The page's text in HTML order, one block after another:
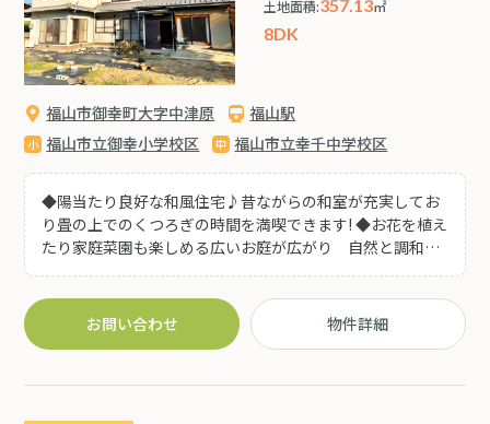
土地面積:357.13㎡
8DK
福山市御幸町大字中津原
福山駅
福山市立御幸小学校区
福山市立幸千中学校区
◆陽当たり良好な和風住宅♪昔ながらの和室が充実してお
り畳の上でのくつろぎの時間を満喫できます! ◆お花を植え
たり家庭菜園も楽しめる広いお庭が広がり 自然と調和し
しています♪ ◆土手沿いにすぐ出れますので お車でのア
クセス良好な立地♪眺望も良好です!
お問い合わせ 物件詳細